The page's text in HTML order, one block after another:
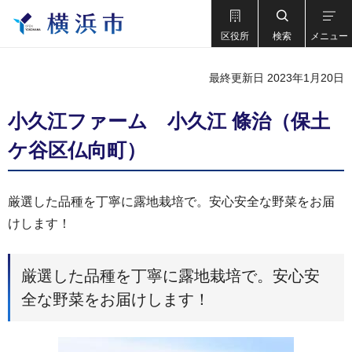
区役所 検索 メニュー
最終更新日 2023年1月20日
小久江ファーム 小久江 條治（保土
ケ谷区仏向町）
厳選した品種を丁寧に露地栽培で。安心安全な野菜をお届
けします！
厳選した品種を丁寧に露地栽培で。安心安
全な野菜をお届けします！